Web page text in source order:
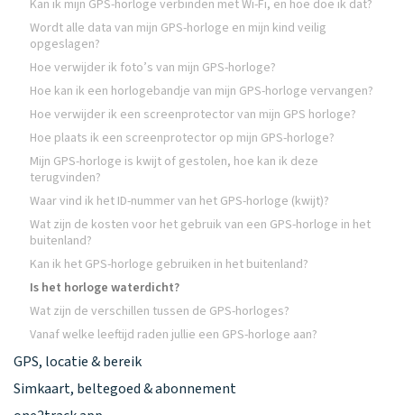
Kan ik mijn GPS-horloge verbinden met Wi-Fi, en hoe doe ik dat?
Wordt alle data van mijn GPS-horloge en mijn kind veilig
opgeslagen?
Hoe verwijder ik foto’s van mijn GPS-horloge?
Hoe kan ik een horlogebandje van mijn GPS-horloge vervangen?
Hoe verwijder ik een screenprotector van mijn GPS horloge?
Hoe plaats ik een screenprotector op mijn GPS-horloge?
Mijn GPS-horloge is kwijt of gestolen, hoe kan ik deze
terugvinden?
Waar vind ik het ID-nummer van het GPS-horloge (kwijt)?
Wat zijn de kosten voor het gebruik van een GPS-horloge in het
buitenland?
Kan ik het GPS-horloge gebruiken in het buitenland?
Is het horloge waterdicht?
Wat zijn de verschillen tussen de GPS-horloges?
Vanaf welke leeftijd raden jullie een GPS-horloge aan?
GPS, locatie & bereik
Simkaart, beltegoed & abonnement